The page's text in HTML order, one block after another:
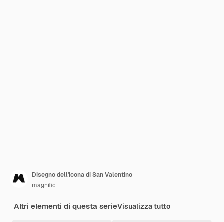
Disegno dell'icona di San Valentino
magnific
Altri elementi di questa serieVisualizza tutto